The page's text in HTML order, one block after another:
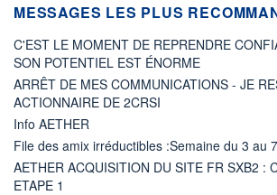
MESSAGES LES PLUS
C'EST LE MOMENT DE REPRENDRE
SON POTENTIEL EST ÉNORME
ARRÊT DE MES COMMUNICATIONS - JE
ACTIONNAIRE DE 2CRSI
Info AETHER
File des amix irréductibles :Semaine du 3 au
AETHER ACQUISITION DU SITE FR SXB2 :
ETAPE 1